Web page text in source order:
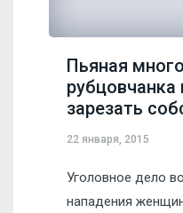
Пьяная
зарезать
22 января, 2015
Уголовное дело
нападения